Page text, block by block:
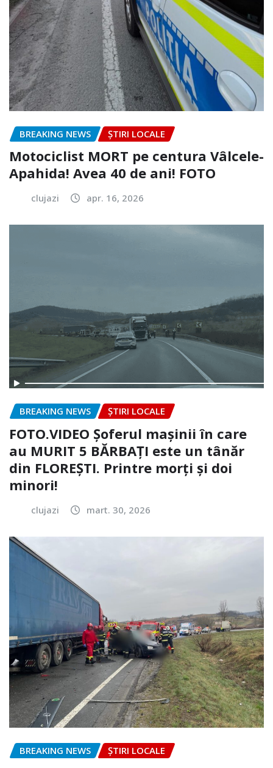
BREAKING NEWS ȘTIRI LOCALE
Motociclist MORT pe centura Vâlcele-
Apahida! Avea 40 de ani! FOTO
clujazi apr. 16, 2026
BREAKING NEWS ȘTIRI LOCALE
FOTO.VIDEO Șoferul mașinii în care
au MURIT 5 BĂRBAȚI este un tânăr
din FLOREȘTI. Printre morți și doi
minori!
clujazi mart. 30, 2026
BREAKING NEWS ȘTIRI LOCALE